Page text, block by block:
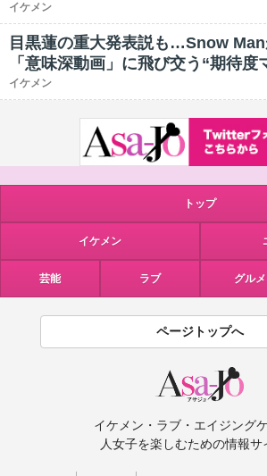
イケメン
目黒蓮の重大発表説も…Snow
「意味深動画」に飛び交う“期待度
イケメン
トップ
イケメン
芸能 ラブ グルメ
ページトップへ
イケメン・ラブ・エイジング
人女子を楽しむための情報サ